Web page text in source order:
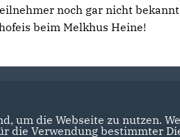
noch gar nicht bekannt
beim Melkhus Heine!
CDU Niedersachsen
um die Webseite zu nutzen.
die Verwendung bestimmter